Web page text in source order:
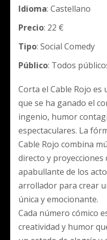
Idioma: Castellano
Precio: 22 €
Tipo: Social Comedy
Público: Todos
Corta el Cable Rojo es
que se ha ganado el
ingenio, humor
espectaculares. La
Cable Rojo combina
directo y
apabullante de los
arrollador para crear
única y emocionante.
Cada número cómico
creatividad y humor